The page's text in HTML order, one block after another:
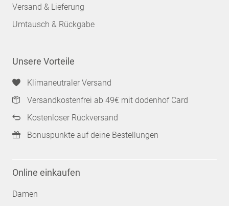
Versand & Lieferung
Umtausch & Rückgabe
Unsere Vorteile
Klimaneutraler Versand
Versandkostenfrei ab 49€ mit dodenhof Card
Kostenloser Rückversand
Bonuspunkte auf deine Bestellungen
Online einkaufen
Damen